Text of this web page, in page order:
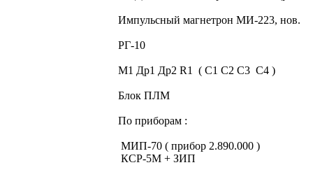
Импульсный магнетрон МИ-223, нов.
РГ-10
М1 Др1 Др2 R1 ( С1 С2 С3 С4 )
Блок ПЛМ
По приборам :
МИП-70 ( прибор 2.890.000 )
КСР-5М + ЗИП